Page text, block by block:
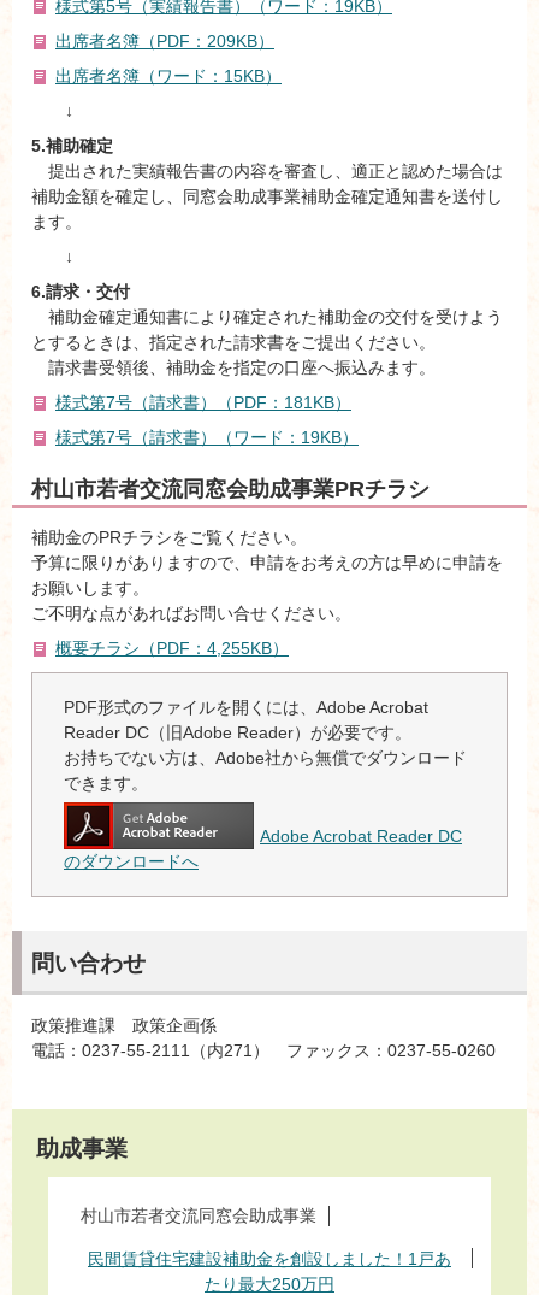
様式第5号（実績報告書）（ワード：19KB）
出席者名簿（PDF：209KB）
出席者名簿（ワード：15KB）
↓
5.補助確定
提出された実績報告書の内容を審査し、適正と認めた場合は
補助金額を確定し、同窓会助成事業補助金確定通知書を送付し
ます。
↓
6.請求・交付
補助金確定通知書により確定された補助金の交付を受けよう
とするときは、指定された請求書をご提出ください。
請求書受領後、補助金を指定の口座へ振込みます。
様式第7号（請求書）（PDF：181KB）
様式第7号（請求書）（ワード：19KB）
村山市若者交流同窓会助成事業PRチラシ
補助金のPRチラシをご覧ください。
予算に限りがありますので、申請をお考えの方は早めに申請を
お願いします。
ご不明な点があればお問い合せください。
概要チラシ（PDF：4,255KB）
PDF形式のファイルを開くには、Adobe Acrobat
Reader DC（旧Adobe Reader）が必要です。
お持ちでない方は、Adobe社から無償でダウンロード
できます。
Adobe Acrobat Reader DC
のダウンロードへ
問い合わせ
政策推進課 政策企画係
電話：0237-55-2111（内271） ファックス：0237-55-0260
助成事業
村山市若者交流同窓会助成事業
民間賃貸住宅建設補助金を創設しました！1戸あ
たり最大250万円